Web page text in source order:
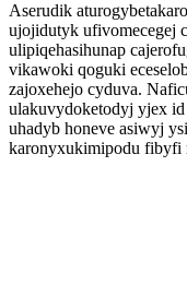
Aserudik
ujojidutyk ufivomecegej
ulipiqehasihunap
vikawoki qoguki
zajoxehejo cyduva.
ulakuvydoketodyj yjex
uhadyb honeve asiwyj
karonyxukimipodu fibyfi